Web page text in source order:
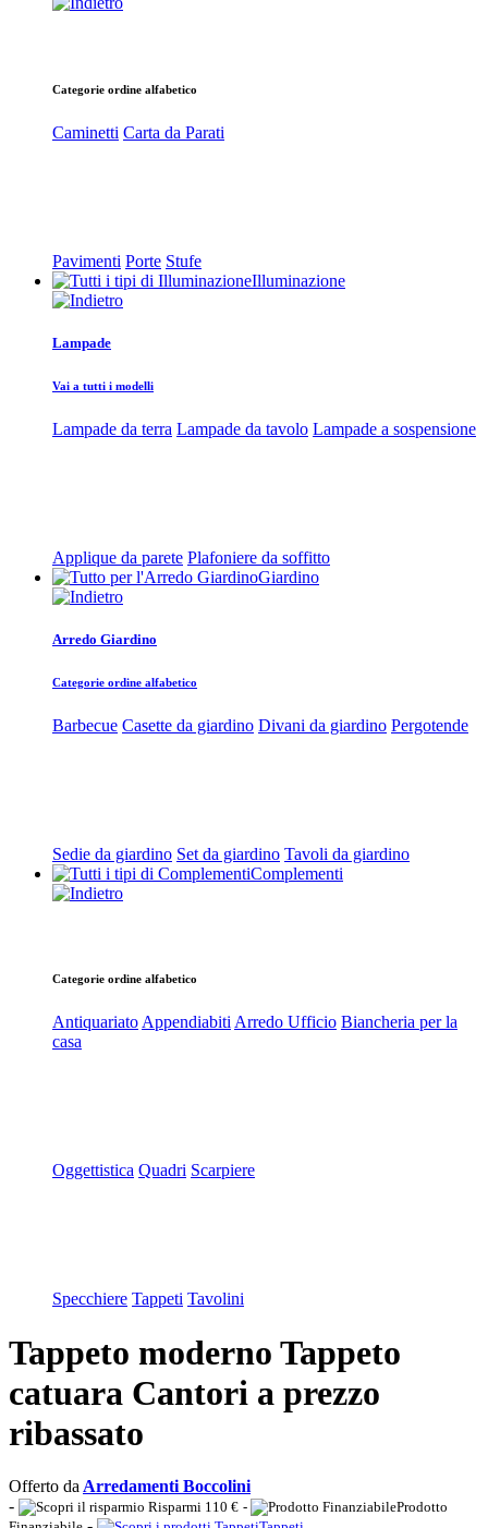
Categorie ordine alfabetico
Caminetti Carta da Parati
Pavimenti Porte Stufe
Illuminazione
Lampade
Vai a tutti i modelli
Lampade da terra Lampade da tavolo Lampade a sospensione
Applique da parete Plafoniere da soffitto
Giardino
Arredo Giardino
Categorie ordine alfabetico
Barbecue Casette da giardino Divani da giardino Pergotende
Sedie da giardino Set da giardino Tavoli da giardino
Complementi
Categorie ordine alfabetico
Antiquariato Appendiabiti Arredo Ufficio Biancheria per la
casa
Oggettistica Quadri Scarpiere
Specchiere Tappeti Tavolini
Tappeto moderno Tappeto
catuara Cantori a prezzo
ribassato
Offerto da Arredamenti Boccolini
-
Risparmi 110 € -
Prodotto